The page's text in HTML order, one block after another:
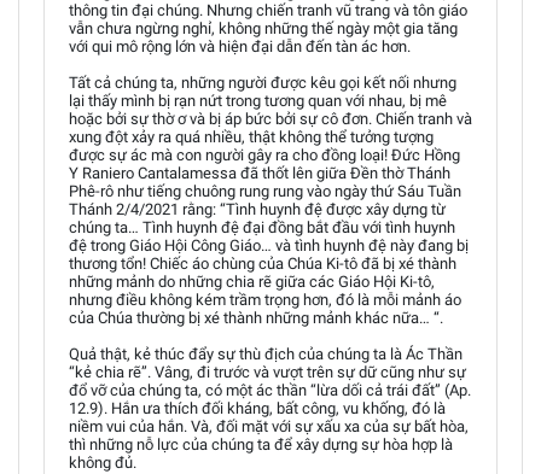
thông tin đại chúng. Nhưng chiến tranh vũ trang và tôn giáo
vẫn chưa ngừng nghỉ, không những thế ngày một gia tăng
với qui mô rộng lớn và hiện đại dẫn đến tàn ác hơn.
Tất cả chúng ta, những người được kêu gọi kết nối nhưng
lại thấy mình bị rạn nứt trong tương quan với nhau, bị mê
hoặc bởi sự thờ ơ và bị áp bức bởi sự cô đơn. Chiến tranh và
xung đột xảy ra quá nhiều, thật không thể tưởng tượng
được sự ác mà con người gây ra cho đồng loại! Đức Hồng
Y Raniero Cantalamessa đã thốt lên giữa Đền thờ Thánh
Phê-rô như tiếng chuông rung rung vào ngày thứ Sáu Tuần
Thánh 2/4/2021 rằng: “Tình huynh đệ được xây dựng từ
chúng ta… Tình huynh đệ đại đồng bắt đầu với tình huynh
đệ trong Giáo Hội Công Giáo… và tình huynh đệ này đang bị
thương tổn! Chiếc áo chùng của Chúa Ki-tô đã bị xé thành
những mảnh do những chia rẽ giữa các Giáo Hội Ki-tô,
nhưng điều không kém trầm trọng hơn, đó là mỗi mảnh áo
của Chúa thường bị xé thành những mảnh khác nữa… “.
Quả thật, kẻ thúc đẩy sự thù địch của chúng ta là Ác Thần
“kẻ chia rẽ”. Vâng, đi trước và vượt trên sự dữ cũng như sự
đổ vỡ của chúng ta, có một ác thần “lừa dối cả trái đất” (Ap.
12.9). Hắn ưa thích đối kháng, bất công, vu khống, đó là
niềm vui của hắn. Và, đối mặt với sự xấu xa của sự bất hòa,
thì những nỗ lực của chúng ta để xây dựng sự hòa hợp là
không đủ.